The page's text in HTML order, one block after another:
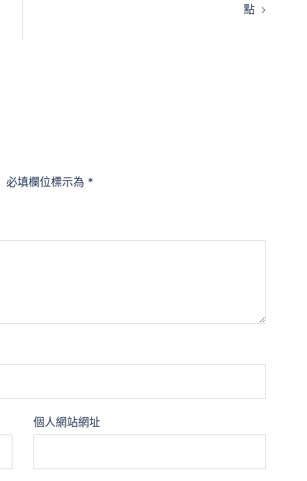
點
必填欄位標示為 *
個人網站網址